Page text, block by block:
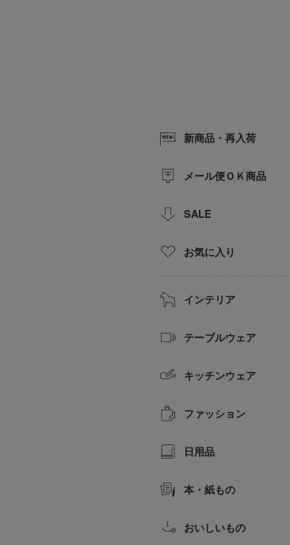
新商品・再入荷
メール便ＯＫ商品
SALE
お気に入り
インテリア
テーブルウェア
キッチンウェア
ファッション
日用品
本・紙もの
おいしいもの